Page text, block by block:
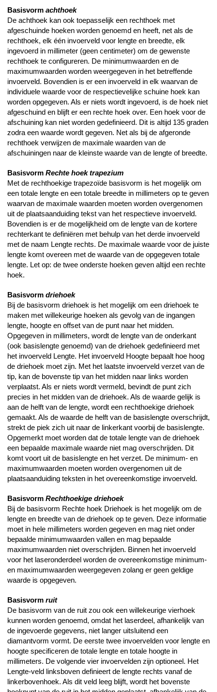
Basisvorm achthoek
De achthoek kan ook toepasselijk een rechthoek met
afgeschuinde hoeken worden genoemd en heeft, net als de
rechthoek, elk één invoerveld voor lengte en breedte, elk
ingevoerd in millimeter (geen centimeter) om de gewenste
rechthoek te configureren. De minimumwaarden en de
maximumwaarden worden weergegeven in het betreffende
invoerveld. Bovendien is er een invoerveld in elk waarvan de
individuele waarde voor de respectievelijke schuine hoek kan
worden opgegeven. Als er niets wordt ingevoerd, is de hoek niet
afgeschuind en blijft er een rechte hoek over. Een hoek voor de
afschuining kan niet worden gedefinieerd. Dit is altijd 135 graden
zodra een waarde wordt gegeven. Net als bij de afgeronde
rechthoek verwijzen de maximale waarden van de
afschuiningen naar de kleinste waarde van de lengte of breedte.
Basisvorm Rechte hoek trapezium
Met de rechthoekige trapezoïde basisvorm is het mogelijk om
een totale lengte en een totale breedte in millimeters op te geven
waarvan de maximale waarden moeten worden overgenomen
uit de plaatsaanduiding tekst van het respectieve invoerveld.
Bovendien is er de mogelijkheid om de lengte van de kortere
rechterkant te definiëren met behulp van het derde invoerveld
met de naam Lengte rechts. De maximale waarde voor de juiste
lengte komt overeen met de waarde van de opgegeven totale
lengte. Let op: de twee onderste hoeken geven altijd een rechte
hoek.
Basisvorm driehoek
Bij de basisvorm driehoek is het mogelijk om een driehoek te
maken met willekeurige hoeken als gevolg van de ingangen
lengte, hoogte en offset van de punt naar het midden.
Opgegeven in millimeters, wordt de lengte van de onderkant
(ook basislengte genoemd) van de driehoek gedefinieerd met
het invoerveld Lengte. Het invoerveld Hoogte bepaalt hoe hoog
de driehoek moet zijn. Met het laatste invoerveld verzet van de
tip, kan de bovenste tip van het midden naar links worden
verplaatst. Als er niets wordt vermeld, bevindt de punt zich
precies in het midden van de driehoek. Als de waarde gelijk is
aan de helft van de lengte, wordt een rechthoekige driehoek
gemaakt. Als de waarde de helft van de basislengte overschrijdt,
strekt de piek zich uit naar de linkerkant voorbij de basislengte.
Opgemerkt moet worden dat de totale lengte van de driehoek
een bepaalde maximale waarde niet mag overschrijden. Dit
komt voort uit de basislengte en het verzet. De minimum- en
maximumwaarden moeten worden overgenomen uit de
plaatsaanduiding teksten in het overeenkomstige invoerveld.
Basisvorm Rechthoekige driehoek
Bij de basisvorm Rechte hoek Driehoek is het mogelijk om de
lengte en breedte van de driehoek op te geven. Deze informatie
moet in hele millimeters worden gegeven en mag niet onder
bepaalde minimumwaarden vallen en mag bepaalde
maximumwaarden niet overschrijden. Binnen het invoerveld
voor het laseronderdeel worden de overeenkomstige minimum-
en maximumwaarden weergegeven zolang er geen geldige
waarde is opgegeven.
Basisvorm ruit
De basisvorm van de ruit zou ook een willekeurige vierhoek
kunnen worden genoemd, omdat het laserdeel, afhankelijk van
de ingevoerde gegevens, niet langer uitsluitend een
diamantvorm vormt. De eerste twee invoervelden voor lengte en
hoogte specificeren de totale lengte en totale hoogte in
millimeters. De volgende vier invoervelden zijn optioneel. Het
Lengte-veld linksboven definieert de lengte rechts vanaf de
linkerbovenhoek. Als dit veld leeg blijft, wordt het bovenste